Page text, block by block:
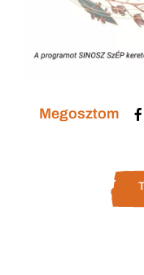
Megosztom